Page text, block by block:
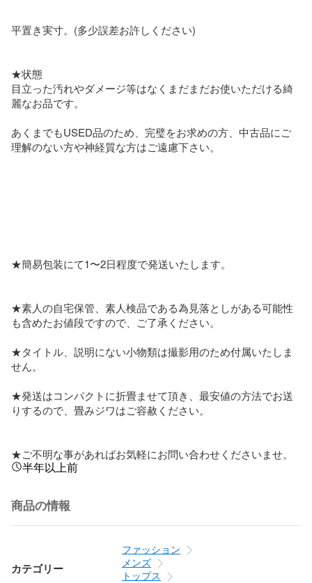
平置き実寸。(多少誤差お許しください)
★状態
目立った汚れやダメージ等はなくまだまだお使いただける綺
麗なお品です。
あくまでもUSED品のため、完璧をお求めの方、中古品にご
理解のない方や神経質な方はご遠慮下さい。
★簡易包装にて1〜2日程度で発送いたします。
★素人の自宅保管、素人検品である為見落としがある可能性
も含めたお値段ですので、ご了承ください。
★タイトル、説明にない小物類は撮影用のため付属いたしま
せん。
★発送はコンパクトに折畳ませて頂き、最安値の方法でお送
りするので、畳みジワはご容赦ください。
★ご不明な事があればお気軽にお問い合わせくださいませ。
半年以上前
商品の情報
カテゴリー
ファッション
メンズ
トップス